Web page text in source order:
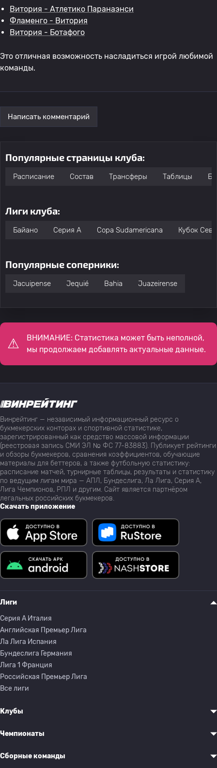
Витория - Атлетико Паранаэнси
Фламенго - Витория
Витория - Ботафого
Это отличная возможность насладиться игрой любимой
команды.
Написать комментарий
Популярные страницы клуба:
Расписание Состав Трансферы Таблицы
Лиги клуба:
Байано Серия А Copa Sudamericana Кубок
Популярные соперники:
Jacuipense Jequié Bahia Juazeirense
ВНИМАНИЕ: Статистика может быть неполной,
мы продолжаем добавлять актуальные данные.
Винрейтинг — независимый информационный ресурс о
букмекерских конторах и спортивной статистике,
зарегистрированный как средство массовой информации
(реестровая запись СМИ ЭЛ № ФС 77-83883). Публикует рейтинги
и обзоры букмекеров, сравнения коэффициентов, обучающие
материалы для беттеров, а также футбольную статистику:
расписание матчей, турнирные таблицы, результаты и статистику
по ведущим лигам мира — АПЛ, Бундеслига, Ла Лига, Серия А,
Лига Чемпионов, РПЛ и другим. Сайт является партнёром
легальных российских букмекеров.
Скачать приложение
Лиги
Серия A Италия
Английская Премьер Лига
Ла Лига Испания
Бундеслига Германия
Лига 1 Франция
Российская Премьер Лига
Все лиги
Клубы
Чемпионаты
Сборные команды